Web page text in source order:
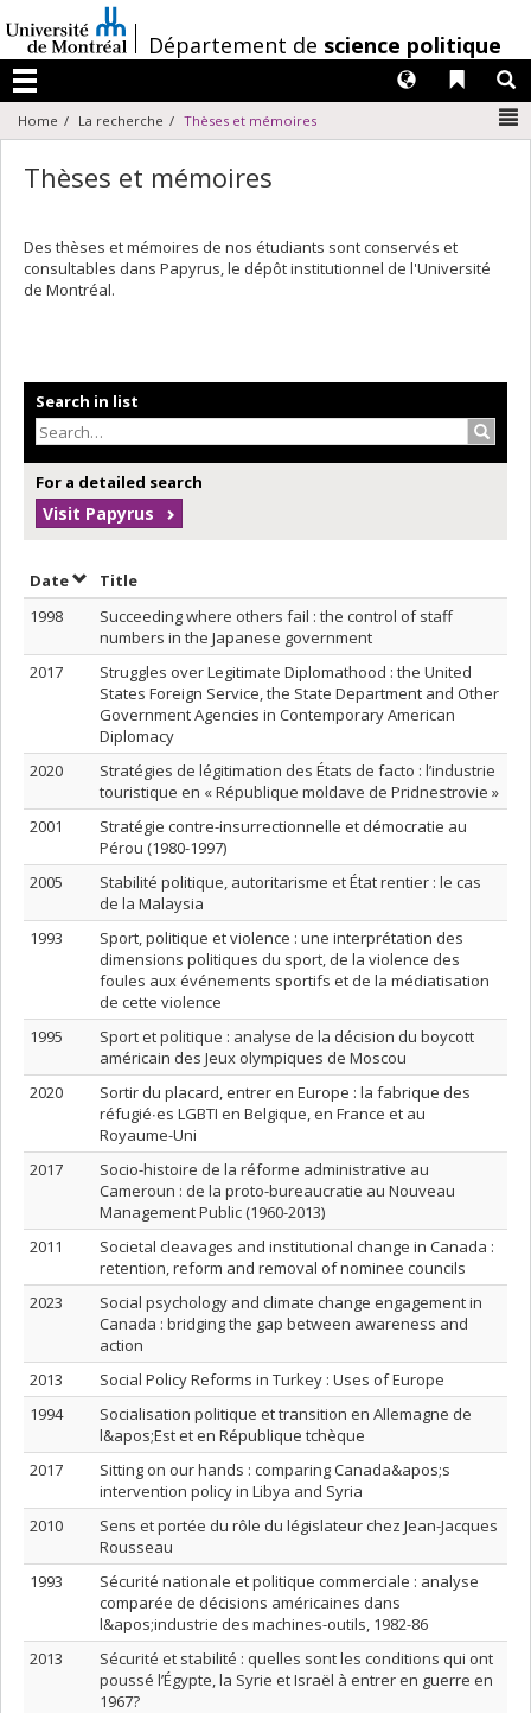
au
contenu
/Département de science politique
Menu
Liens
Langues
Home La recherche Thèses et mémoires
Thèses et mémoires
Des thèses et mémoires de nos étudiants sont conservés et
consultables dans Papyrus, le dépôt institutionnel de l'Université
de Montréal.
Search in list
For a detailed search
Visit Papyrus
DateSort by date in descending order
Title
1998
Succeeding where others fail : the control of staff
numbers in the Japanese government
2017
Struggles over Legitimate Diplomathood : the United
States Foreign Service, the State Department and Other
Government Agencies in Contemporary American
Diplomacy
2020
Stratégies de légitimation des États de facto : l’industrie
touristique en « République moldave de Pridnestrovie »
2001
Stratégie contre-insurrectionnelle et démocratie au
Pérou (1980-1997)
2005
Stabilité politique, autoritarisme et État rentier : le cas
de la Malaysia
1993
Sport, politique et violence : une interprétation des
dimensions politiques du sport, de la violence des
foules aux événements sportifs et de la médiatisation
de cette violence
1995
Sport et politique : analyse de la décision du boycott
américain des Jeux olympiques de Moscou
2020
Sortir du placard, entrer en Europe : la fabrique des
réfugié∙es LGBTI en Belgique, en France et au
Royaume-Uni
2017
Socio-histoire de la réforme administrative au
Cameroun : de la proto-bureaucratie au Nouveau
Management Public (1960-2013)
2011
Societal cleavages and institutional change in Canada :
retention, reform and removal of nominee councils
2023
Social psychology and climate change engagement in
Canada : bridging the gap between awareness and
action
2013
Social Policy Reforms in Turkey : Uses of Europe
1994
Socialisation politique et transition en Allemagne de
l&apos;Est et en République tchèque
2017
Sitting on our hands : comparing Canada&apos;s
intervention policy in Libya and Syria
2010
Sens et portée du rôle du législateur chez Jean-Jacques
Rousseau
1993
Sécurité nationale et politique commerciale : analyse
comparée de décisions américaines dans
l&apos;industrie des machines-outils, 1982-86
2013
Sécurité et stabilité : quelles sont les conditions qui ont
poussé l’Égypte, la Syrie et Israël à entrer en guerre en
1967?